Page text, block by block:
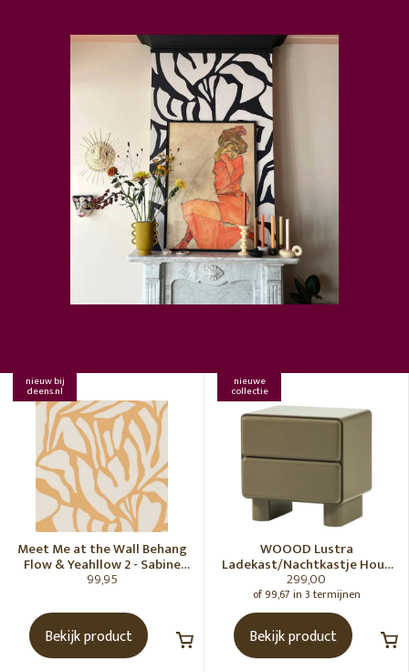
nieuw bij
deens.nl
Meet Me at the Wall Behang
Flow & Yeahllow 2 - Sabine
van Vessem
99,95
Bekijk product
nieuwe
collectie
WOOOD Lustra
Ladekast/Nachtkastje Hout
Hoogglans Groen [Fsc]
299,00
of 99,67 in 3 termijnen
Bekijk product